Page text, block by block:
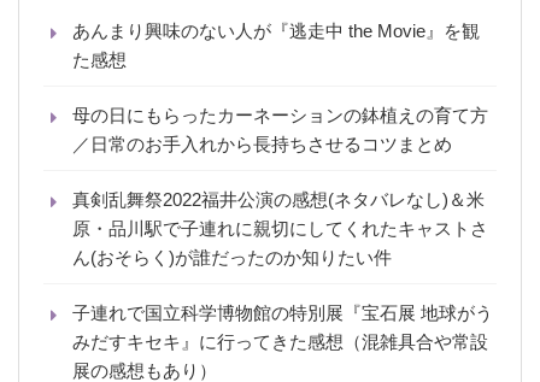
あんまり興味のない人が『逃走中 the Movie』を観
た感想
母の日にもらったカーネーションの鉢植えの育て方
／日常のお手入れから長持ちさせるコツまとめ
真剣乱舞祭2022福井公演の感想(ネタバレなし)＆米
原・品川駅で子連れに親切にしてくれたキャストさ
ん(おそらく)が誰だったのか知りたい件
子連れで国立科学博物館の特別展『宝石展 地球がう
みだすキセキ』に行ってきた感想（混雑具合や常設
展の感想もあり）